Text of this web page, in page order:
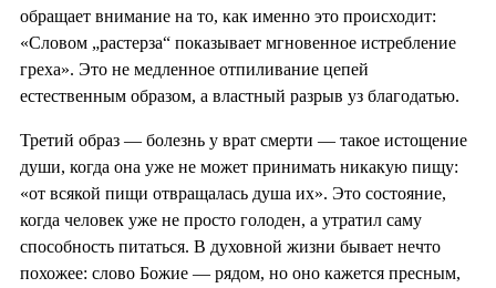
обращает внимание на то, как именно это происходит:
«Словом „растерза“ показывает мгновенное истребление
греха». Это не медленное отпиливание цепей
естественным образом, а властный разрыв уз благодатью.
Третий образ — болезнь у врат смерти — такое истощение
души, когда она уже не может принимать никакую пищу:
«от всякой пищи отвращалась душа их». Это состояние,
когда человек уже не просто голоден, а утратил саму
способность питаться. В духовной жизни бывает нечто
похожее: слово Божие — рядом, но оно кажется пресным,